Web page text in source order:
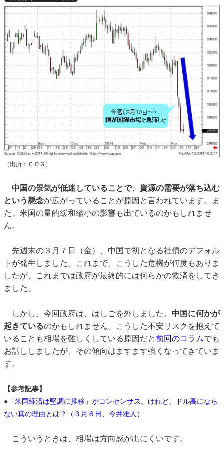
（出所：ＣＱＧ）
中国の景気が低迷していることで、資源の需要が落ち込む
という懸念が広がっていることが原因と言われています。ま
た、米国の量的緩和縮小の影響も出ているのかもしれませ
ん。
先週末の３月７日（金）、中国で初となる社債のデフォル
トが発生しました。これまで、こうした危機が何度もありま
したが、これまでは政府が最終的には何らかの救済をしてき
ました。
しかし、今回政府は、はしごを外しました。 中国に何かが
起きているのかもしれません。こうした不安リスクを抱えて
いることも相場を難しくしている原因だと前回のコラムでも
お話ししましたが、その傾向はますます強くなってきていま
す。
【参考記事】
● 「米国経済は堅調に推移」がコンセンサス。けれど、ドル高になら
ない真の理由とは？（３月６日、今井雅人）
こういうときは、相場は方向感が出にくいです。